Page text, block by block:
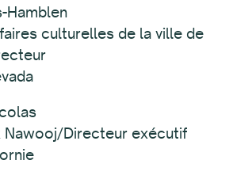
Hamblen
culturelles de la ville de
Nawooj/Directeur exécutif